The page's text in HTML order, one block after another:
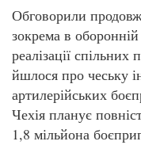
Обговорили
зокрема в
реалізації
йшлося про чеську
артилерійських
Чехія планує
1,8 мільйона